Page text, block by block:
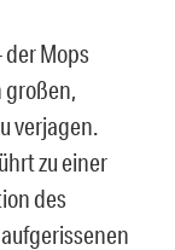
der Mops
verjagen.
zu einer
des